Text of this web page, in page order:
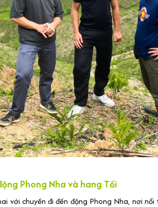
Phong Nha và hang Tối
với chuyến đi đến động Phong Nha, nơi